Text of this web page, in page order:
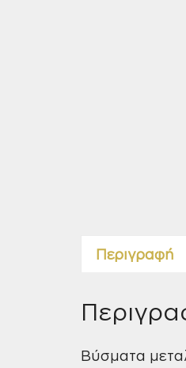
Περιγραφή
Βύσματα